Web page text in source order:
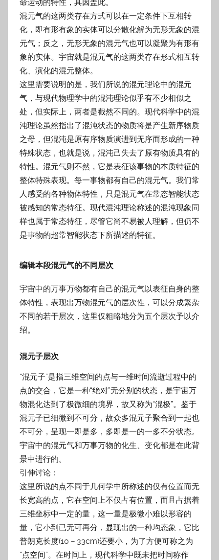
命运动的特性，其因盖此。
混元气的这两类存在方式可以在一定条件下互相转
化，即有形有象的实体可以分散化解为无形无象的混
元气；反之，无形无象的混元气也可以凝聚为有形有
象的实体。宇宙就是混元气的这两类存在形式相互转
化、演化的混元整体。
这里需要说明的是，我们所说的混元理论中的混元
气，与现代物理学中的混沌理论似乎有不少相似之
处，但实际上，两者是截然不同的。现代科学中的混
沌理论虽然指出了混沌状态的物质将是产生新序物质
之母，但混沌是原有序物质演进到无序而形成的一种
特殊状态，也就是说，混沌己失去了原有物质具有的
特性。混元气则不然，它是表征该事物的本质特征的
整体特殊表现。每一事物都有自己的混元气。我们常
人感受的各种物体特性，只是混元气在常态智能状态
被感知的常态特征。现代混沌理论称述的混沌现象同
样也属于常态特征，尽管它尚不易被人理解，但仍不
是事物的超常智能状态下所描述的特征。
编辑本段混元气的不同层次
宇宙中的万事万物都有自己的混元气以表征自身的整
体特性，表现出万物混元气的层次性，可以分成繁杂
不同的若干层次，这里仅粗略地分为五个层次予以介
绍。
混元子层次
“混元子”是指三维空间的点与一维时间流逝过程中的
点的交合，它是一种“绝对”无分别的状态，是宇宙万
物混化达到了极微细的境界，故又称为“混极”。鉴于
混元子已细微到不可分，故众多混元子聚合到一起也
不可分，呈现一即是多，多即是一的一多不分状态。
宇宙中的混元气和万事万物的化生、变化都是在此背
景中进行的。
引伸讨论：
这里所说的点不同于几何学中所称述的仅有位置而无
长宽高的点，它在空间上不仅占有位置，而且占据着
三维坐标中一定的量，这一量是极微小难以形容的
量，它小到已无可再分，显现出的一种均态象，它比
普朗克长度(10－33cm)还要小，为了方便可称之为
“点空间”。在时间上，现代科学中既未把时间称作